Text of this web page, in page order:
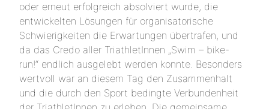
oder erneut erfolgreich absolviert wurde, die
entwickelten Lösungen für organisatorische
Schwierigkeiten die Erwartungen übertrafen, und
da das Credo aller TriathletInnen „Swim – bike-
run!“ endlich ausgelebt werden konnte. Besonders
wertvoll war an diesem Tag den Zusammenhalt
und die durch den Sport bedingte Verbundenheit